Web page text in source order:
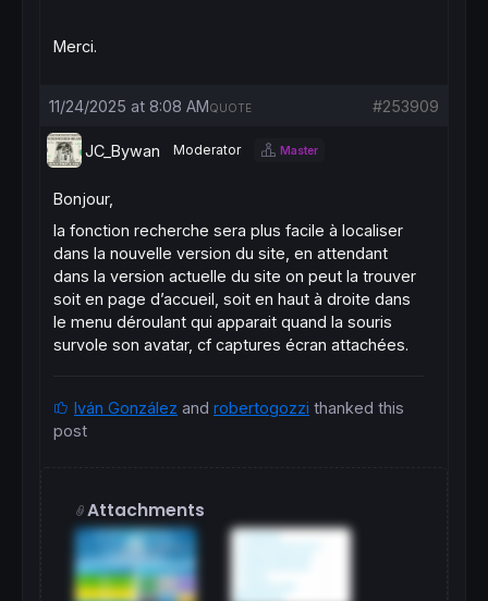
Merci.
11/24/2025 at 8:08 AM #253909
QUOTE
JC_Bywan Moderator Master
Bonjour,
la fonction recherche sera plus facile à localiser
dans la nouvelle version du site, en attendant
dans la version actuelle du site on peut la trouver
soit en page d’accueil, soit en haut à droite dans
le menu déroulant qui apparait quand la souris
survole son avatar, cf captures écran attachées.
Iván González and robertogozzi thanked this
post
Attachments